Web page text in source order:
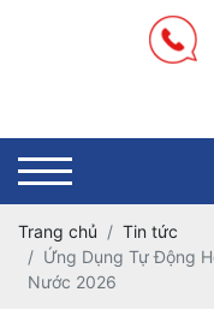
Trang chủ
Tin tức
Ứng Dụng Tự Động
Nước 2026